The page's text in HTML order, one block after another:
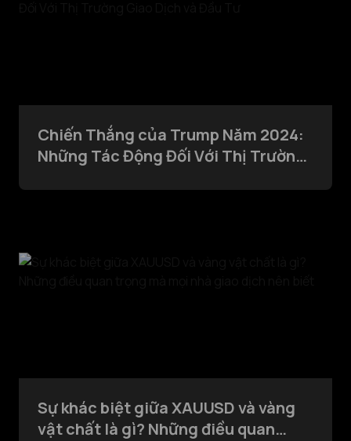
Chiến Thắng của Trump Năm 2024:
Những Tác Động Đối Với Thị Trường
Sự khác biệt giữa XAUUSD và vàng
vật chất là gì? Những điều quan